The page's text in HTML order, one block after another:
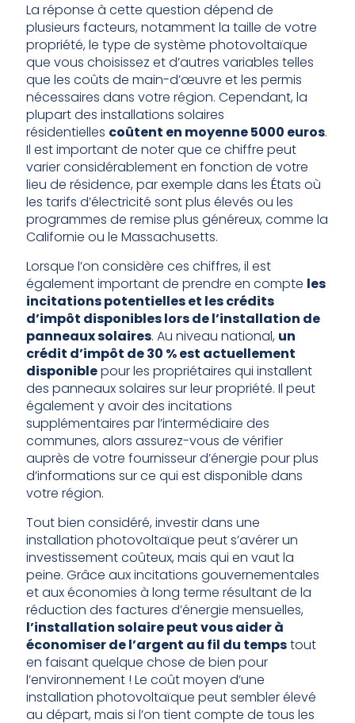
La réponse à cette question dépend de
plusieurs facteurs, notamment la taille de votre
propriété, le type de système photovoltaïque
que vous choisissez et d’autres variables telles
que les coûts de main-d’œuvre et les permis
nécessaires dans votre région. Cependant, la
plupart des installations solaires
résidentielles coûtent en moyenne 5000 euros.
Il est important de noter que ce chiffre peut
varier considérablement en fonction de votre
lieu de résidence, par exemple dans les États où
les tarifs d’électricité sont plus élevés ou les
programmes de remise plus généreux, comme la
Californie ou le Massachusetts.
Lorsque l’on considère ces chiffres, il est
également important de prendre en compte les
incitations potentielles et les crédits
d’impôt disponibles lors de l’installation de
panneaux solaires. Au niveau national, un
crédit d’impôt de 30 % est actuellement
disponiblepour les propriétaires qui installent
des panneaux solaires sur leur propriété. Il peut
également y avoir des incitations
supplémentaires par l’intermédiaire des
communes, alors assurez-vous de vérifier
auprès de votre fournisseur d’énergie pour plus
d’informations sur ce qui est disponible dans
votre région.
Tout bien considéré, investir dans une
installation photovoltaïque peut s’avérer un
investissement coûteux, mais qui en vaut la
peine. Grâce aux incitations gouvernementales
et aux économies à long terme résultant de la
réduction des factures d’énergie mensuelles,
l’installation solaire peut vous aider à
économiser de l’argent au fil du tempstout
en faisant quelque chose de bien pour
l’environnement ! Le coût moyen d’une
installation photovoltaïque peut sembler élevé
au départ, mais si l’on tient compte de tous les